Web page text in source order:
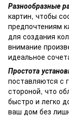
Разнообразные
картин, чтобы
предпочтениям
для создания
внимание
идеальное
Простота
поставляются с
стороной, что
быстро и легко
ваш дом без